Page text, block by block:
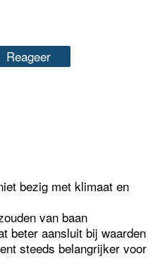
Reageer
bezig met klimaat en
van baan
beter aansluit bij waarden
steeds belangrijker voor